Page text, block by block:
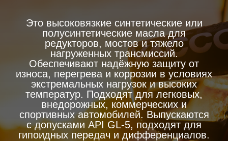
Это высоковязкие синтетические или
полусинтетические масла для
редукторов, мостов и тяжело
нагруженных трансмиссий.
Обеспечивают надёжную защиту от
износа, перегрева и коррозии в условиях
экстремальных нагрузок и высоких
температур. Подходят для легковых,
внедорожных, коммерческих и
спортивных автомобилей. Выпускаются
с допусками API GL-5, подходят для
гипоидных передач и дифференциалов.